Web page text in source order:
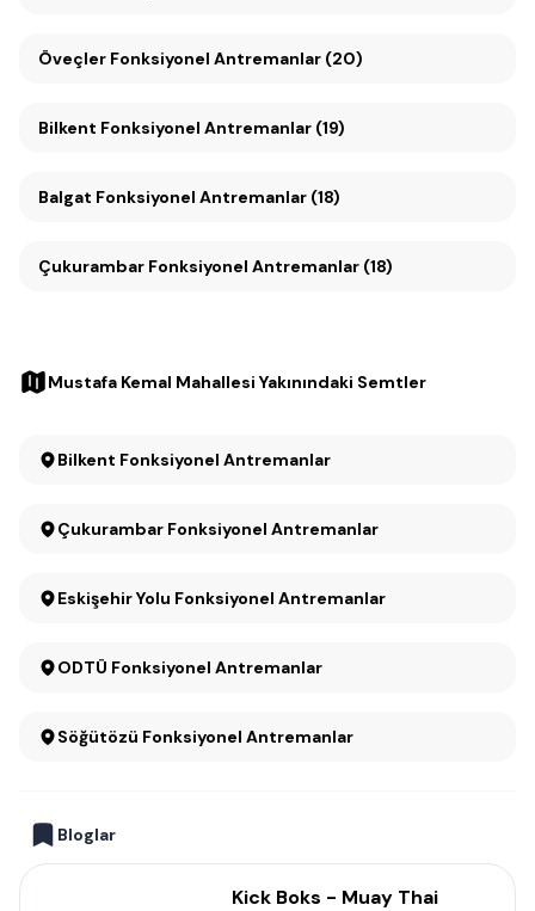
Öveçler Fonksiyonel Antremanlar (20)
Bilkent Fonksiyonel Antremanlar (19)
Balgat Fonksiyonel Antremanlar (18)
Çukurambar Fonksiyonel Antremanlar (18)
Mustafa Kemal Mahallesi Yakınındaki Semtler
Bilkent Fonksiyonel Antremanlar
Çukurambar Fonksiyonel Antremanlar
Eskişehir Yolu Fonksiyonel Antremanlar
ODTÜ Fonksiyonel Antremanlar
Söğütözü Fonksiyonel Antremanlar
Bloglar
Kick Boks - Muay Thai